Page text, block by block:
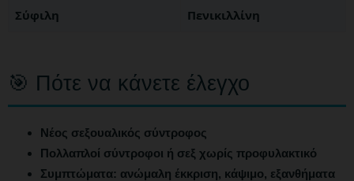
Σύφιλη Πενικιλλίνη
🎯 Πότε να κάνετε έλεγχο
Νέος σεξουαλικός σύντροφος
Πολλαπλοί σύντροφοι ή σεξ χωρίς προφυλακτικό
Συμπτώματα: ανώμαλη έκκριση, κάψιμο, εξανθήματα